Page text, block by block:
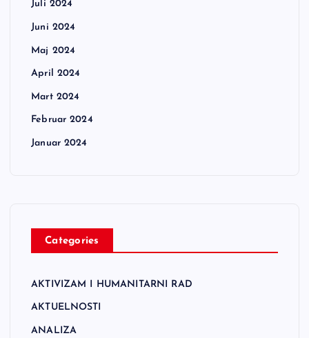
Juli 2024
Juni 2024
Maj 2024
April 2024
Mart 2024
Februar 2024
Januar 2024
Categories
AKTIVIZAM I HUMANITARNI RAD
AKTUELNOSTI
ANALIZA